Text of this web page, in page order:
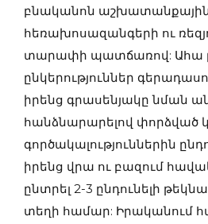
բնականոն աշխատանքային
հեռախոսազանգերի ու
տարափի պատճառով: Ահա
ընկերություններ
իրենց գրասենյակը նման
հանձնարարելով փորձված
գործակալություններին
իրենց վրա ու բազում
ընտրել 2-3 ընդունելի
տեղի համար: Իրականում